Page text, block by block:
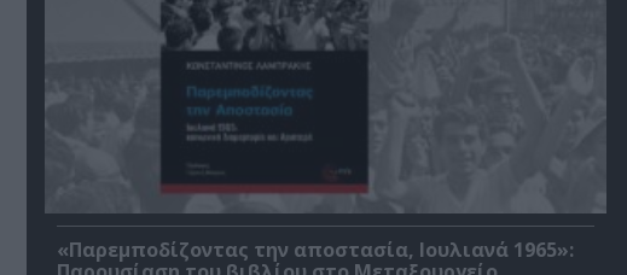
«Παρεμποδίζοντας την αποστασία, Ιουλιανά 1965»: